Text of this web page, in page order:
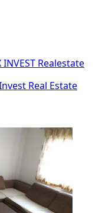
INVEST Realestate
Real Estate